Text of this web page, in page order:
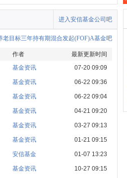
进入安信基金公司吧
老目标三年持有期混合发起(FOF)A基金吧
作者
最新更新时间
基金资讯 07-20 09:09
基金资讯 06-22 09:36
基金资讯 06-22 09:04
基金资讯 04-21 09:20
基金资讯 03-27 09:13
基金资讯 01-21 09:15
安信基金 01-07 13:23
基金资讯 10-27 09:15